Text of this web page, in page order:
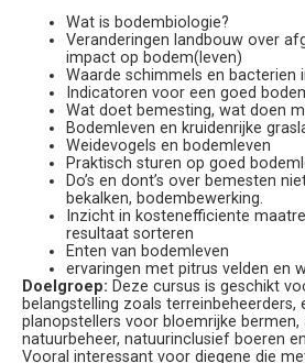
Wat is bodembiologie?
Veranderingen landbouw over
impact op bodem(leven)
Waarde schimmels en bacterien
Indicatoren voor een goed
Wat doet bemesting, wat doen
Bodemleven en kruidenrijke
Weidevogels en bodemleven
Praktisch sturen op goed
Do’s en dont’s over bemesten
bekalken, bodembewerking.
Inzicht in kostenefficiente
resultaat sorteren
Enten van bodemleven
ervaringen met pitrus velden en
Doelgroep: Deze cursus is geschikt
belangstelling zoals terreinbeheerders,
planopstellers voor bloemrijke bermen,
natuurbeheer, natuurinclusief boeren
Vooral interessant voor diegene die